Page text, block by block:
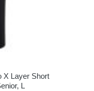
X Layer Short
L